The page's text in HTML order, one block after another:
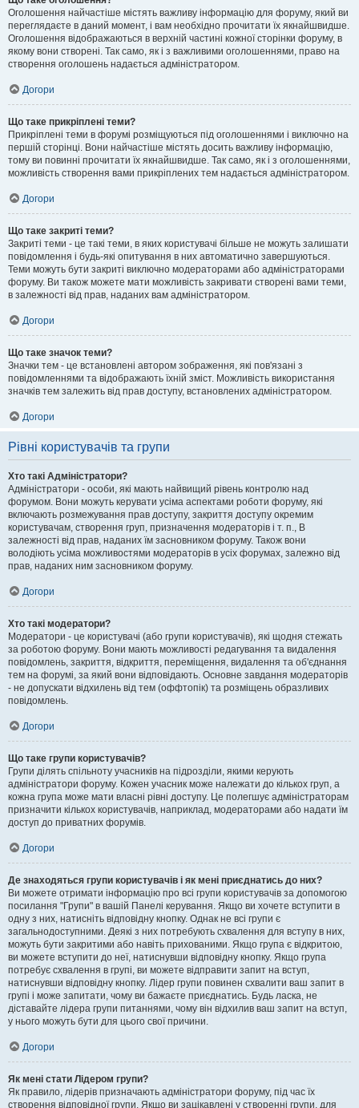
Оголошення найчастіше містять важливу інформацію для форуму, який ви
переглядаєте в даний момент, і вам необхідно прочитати їх якнайшвидше.
Оголошення відображаються в верхній частині кожної сторінки форуму, в
якому вони створені. Так само, як і з важливими оголошеннями, право на
створення оголошень надається адміністратором.
Догори
Що таке прикріплені теми?
Прикріплені теми в форумі розміщуються під оголошеннями і виключно на
першій сторінці. Вони найчастіше містять досить важливу інформацію,
тому ви повинні прочитати їх якнайшвидше. Так само, як і з оголошеннями,
можливість створення вами прикріплених тем надається адміністратором.
Догори
Що таке закриті теми?
Закриті теми - це такі теми, в яких користувачі більше не можуть залишати
повідомлення і будь-які опитування в них автоматично завершуються.
Теми можуть бути закриті виключно модераторами або адміністраторами
форуму. Ви також можете мати можливість закривати створені вами теми,
в залежності від прав, наданих вам адміністратором.
Догори
Що таке значок теми?
Значки тем - це встановлені автором зображення, які пов'язані з
повідомленнями та відображають їхній зміст. Можливість використання
значків тем залежить від прав доступу, встановлених адміністратором.
Догори
Рівні користувачів та групи
Хто такі Адміністратори?
Адміністратори - особи, які мають найвищий рівень контролю над
форумом. Вони можуть керувати усіма аспектами роботи форуму, які
включають розмежування прав доступу, закриття доступу окремим
користувачам, створення груп, призначення модераторів і т. п., В
залежності від прав, наданих їм засновником форуму. Також вони
володіють усіма можливостями модераторів в усіх форумах, залежно від
прав, наданих ним засновником форуму.
Догори
Хто такі модератори?
Модератори - це користувачі (або групи користувачів), які щодня стежать
за роботою форуму. Вони мають можливості редагування та видалення
повідомлень, закриття, відкриття, переміщення, видалення та об'єднання
тем на форумі, за який вони відповідають. Основне завдання модераторів
- не допускати відхилень від тем (оффтопік) та розміщень образливих
повідомлень.
Догори
Що таке групи користувачів?
Групи ділять спільноту учасників на підрозділи, якими керують
адміністратори форуму. Кожен учасник може належати до кількох груп, а
кожна група може мати власні рівні доступу. Це полегшує адміністраторам
призначити кількох користувачів, наприклад, модераторами або надати їм
доступ до приватних форумів.
Догори
Де знаходяться групи користувачів і як мені приєднатись до них?
Ви можете отримати інформацію про всі групи користувачів за допомогою
посилання "Групи" в вашій Панелі керування. Якщо ви хочете вступити в
одну з них, натисніть відповідну кнопку. Однак не всі групи є
загальнодоступними. Деякі з них потребують схвалення для вступу в них,
можуть бути закритими або навіть прихованими. Якщо група є відкритою,
ви можете вступити до неї, натиснувши відповідну кнопку. Якщо група
потребує схвалення в групі, ви можете відправити запит на вступ,
натиснувши відповідну кнопку. Лідер групи повинен схвалити ваш запит в
групі і може запитати, чому ви бажаєте приєднатись. Будь ласка, не
діставайте лідера групи питаннями, чому він відхилив ваш запит на вступ,
у нього можуть бути для цього свої причини.
Догори
Як мені стати Лідером групи?
Як правило, лідерів призначають адміністратори форуму, під час їх
створення відповідної групи. Якщо ви зацікавлені у створенні групи, для